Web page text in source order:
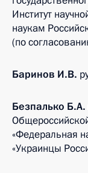
Институт
наукам
(по
Баринов И.В.
Безпалько Б.А.
«Федеральная
«Украинцы